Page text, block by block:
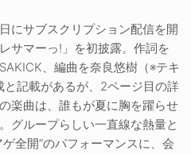
にサブスクリプション配信を開
サマーっ!」を初披露。作詞を
、編曲を奈良悠樹（※テキ
記載があるが、2ページ目の詳
楽曲は、誰もが夏に胸を躍らせ
グループらしい一直線な熱量と
全開”のパフォーマンスに、会